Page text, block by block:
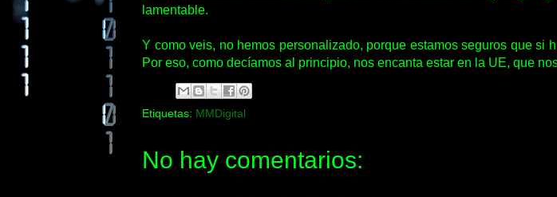
lamentable.
Y como veis, no hemos personalizado, porque estamos seguros que si
Por eso, como decíamos al principio, nos encanta estar en la UE, que
Etiquetas: MMDigital
No hay comentarios: